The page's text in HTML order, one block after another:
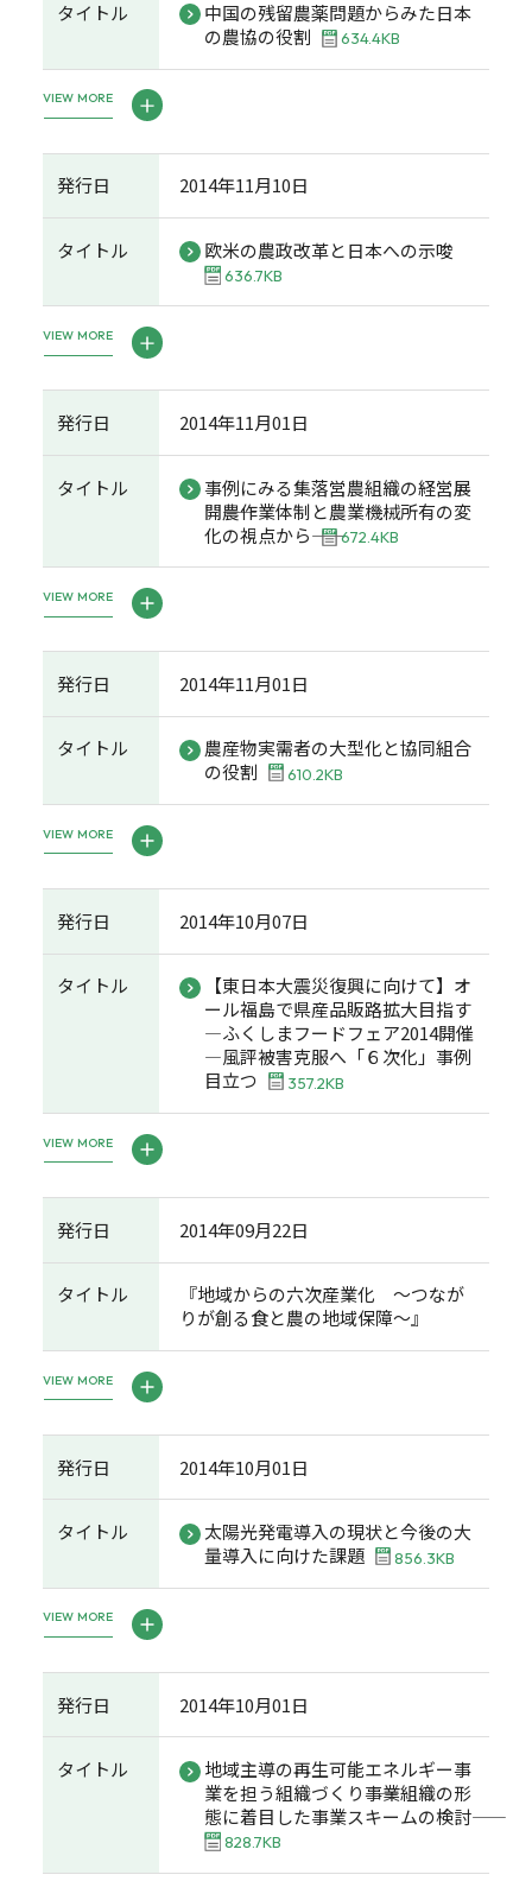
タイトル
中国の残留農薬問題からみた日本
の農協の役割
634.4KB
VIEW MORE
発行日 2014年11月10日
タイトル 欧米の農政改革と日本への示唆
636.7KB
VIEW MORE
発行日 2014年11月01日
タイトル
事例にみる集落営農組織の経営展
開――農作業体制と農業機械所有の変
化の視点から――
672.4KB
VIEW MORE
発行日 2014年11月01日
タイトル
農産物実需者の大型化と協同組合
の役割
610.2KB
VIEW MORE
発行日 2014年10月07日
タイトル
【東日本大震災復興に向けて】オ
ール福島で県産品販路拡大目指す
―ふくしまフードフェア2014開催
―風評被害克服へ「６次化」事例
目立つ
357.2KB
VIEW MORE
発行日 2014年09月22日
タイトル
『地域からの六次産業化 ～つなが
りが創る食と農の地域保障～』
VIEW MORE
発行日 2014年10月01日
タイトル
太陽光発電導入の現状と今後の大
量導入に向けた課題
856.3KB
VIEW MORE
発行日 2014年10月01日
タイトル
地域主導の再生可能エネルギー事
業を担う組織づくり――事業組織の形
態に着目した事業スキームの検討――
828.7KB